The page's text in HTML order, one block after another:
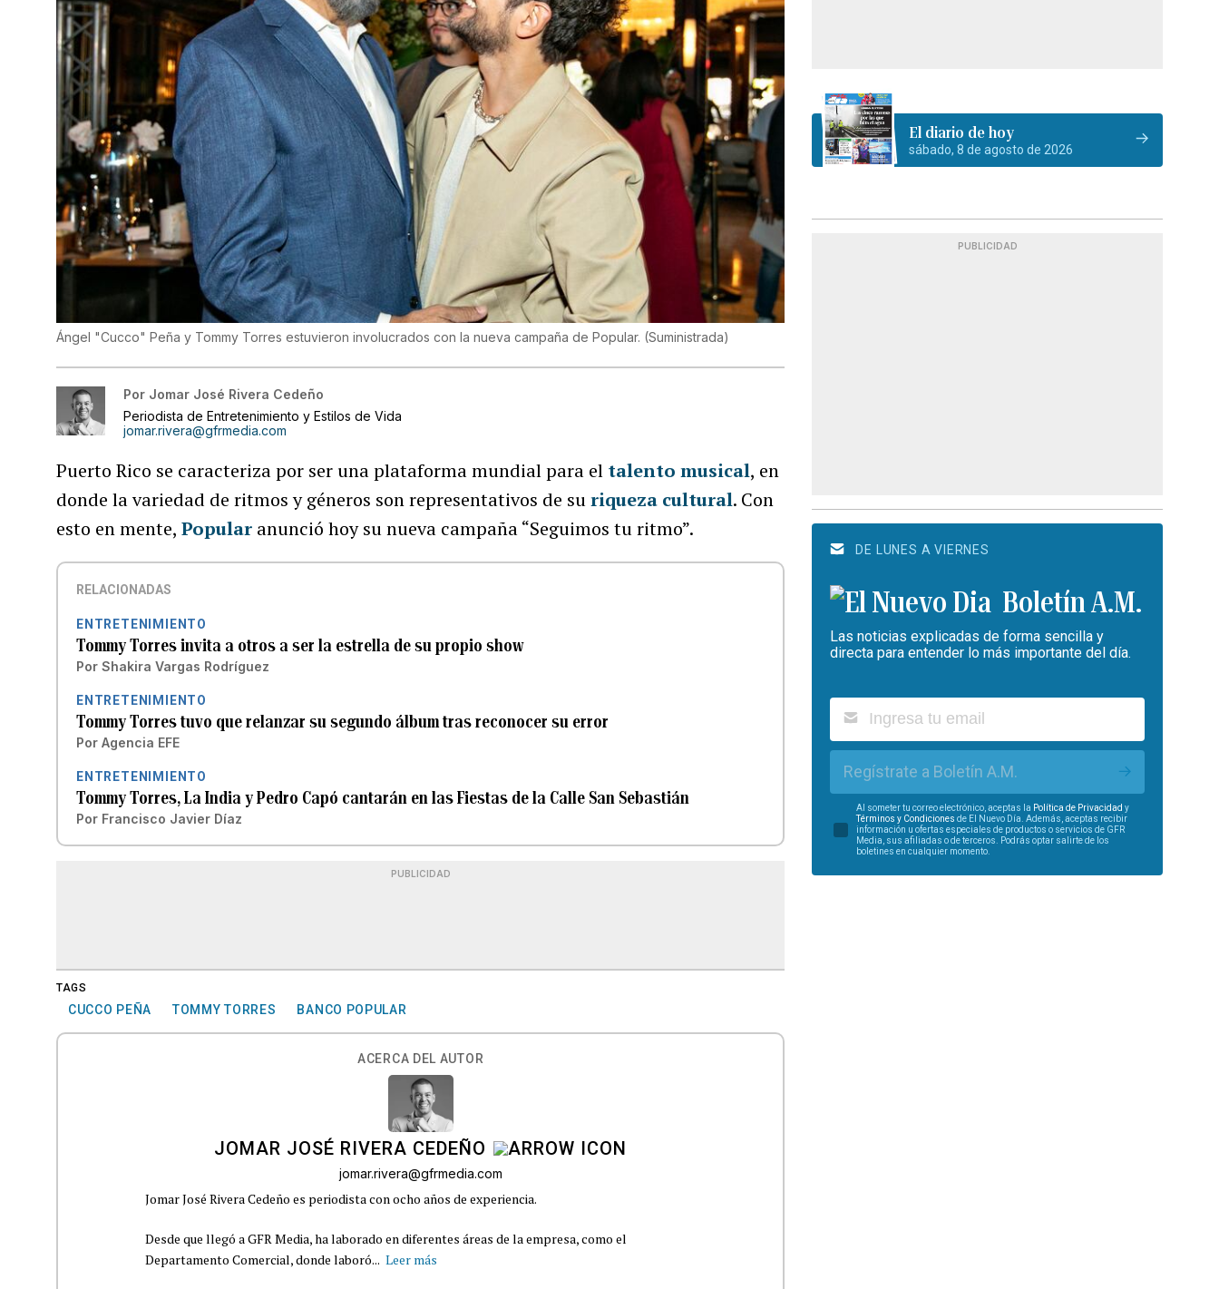
Ángel "Cucco" Peña y Tommy Torres estuvieron involucrados con la nueva campaña de Popular. (Suministrada)
Por Jomar José Rivera Cedeño
Periodista de Entretenimiento y Estilos de Vida
jomar.rivera@gfrmedia.com
Puerto Rico se caracteriza por ser una plataforma mundial para el talento musical, en
donde la variedad de ritmos y géneros son representativos de suriqueza cultural. Con
esto en mente,Popular anunció hoy su nueva campaña “Seguimos tu ritmo”.
RELACIONADAS
ENTRETENIMIENTO
Tommy Torres invita a otros a ser la estrella de su propio show
Por Shakira Vargas Rodríguez
ENTRETENIMIENTO
Tommy Torres tuvo que relanzar su segundo álbum tras reconocer su error
Por Agencia EFE
ENTRETENIMIENTO
Tommy Torres, La India y Pedro Capó cantarán en las Fiestas de la Calle San Sebastián
Por Francisco Javier Díaz
PUBLICIDAD
TAGS
CUCCO PEÑA TOMMY TORRES BANCO POPULAR
ACERCA DEL AUTOR
JOMAR JOSÉ RIVERA CEDEÑO
jomar.rivera@gfrmedia.com
Jomar José Rivera Cedeño es periodista con ocho años de experiencia.
Desde que llegó a GFR Media, ha laborado en diferentes áreas de la empresa, como el
Departamento Comercial, donde laboró... Leer más
El diario de hoy
sábado, 8 de agosto de 2026
PUBLICIDAD
DE LUNES A VIERNES
Boletín A.M.
Las noticias explicadas de forma sencilla y
directa para entender lo más importante del día.
Regístrate a Boletín A.M.
Al someter tu correo electrónico, aceptas la Política de Privacidad y
Términos y Condiciones de El Nuevo Día. Además, aceptas recibir
información u ofertas especiales de productos o servicios de GFR
Media, sus afiliadas o de terceros. Podrás optar salirte de los
boletines en cualquier momento.